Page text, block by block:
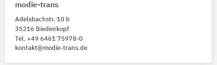
modie-trans
Adelsbachstr. 10 b
35216 Biedenkopf
Tel. +49 6461 75978-0
kontakt@modie-trans.de